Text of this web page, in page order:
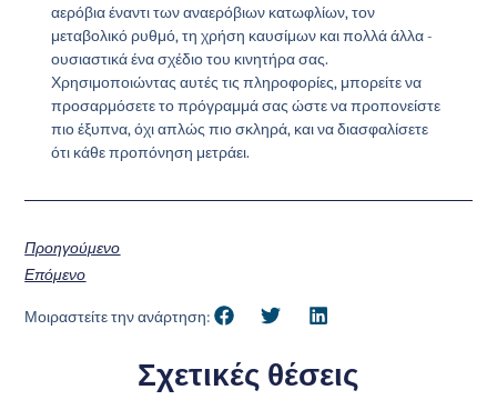
αερόβια έναντι των αναερόβιων κατωφλίων, τον
μεταβολικό ρυθμό, τη χρήση καυσίμων και πολλά άλλα -
ουσιαστικά ένα σχέδιο του κινητήρα σας.
Χρησιμοποιώντας αυτές τις πληροφορίες, μπορείτε να
προσαρμόσετε το πρόγραμμά σας ώστε να προπονείστε
πιο έξυπνα, όχι απλώς πιο σκληρά, και να διασφαλίσετε
ότι κάθε προπόνηση μετράει.
Προηγούμενο
Επόμενο
Μοιραστείτε την ανάρτηση:
Σχετικές θέσεις